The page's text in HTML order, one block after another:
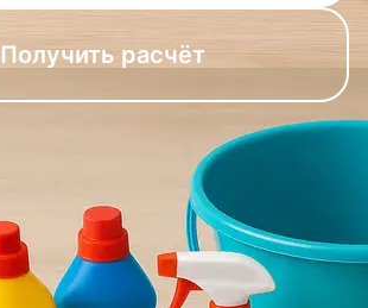
Получить расчёт